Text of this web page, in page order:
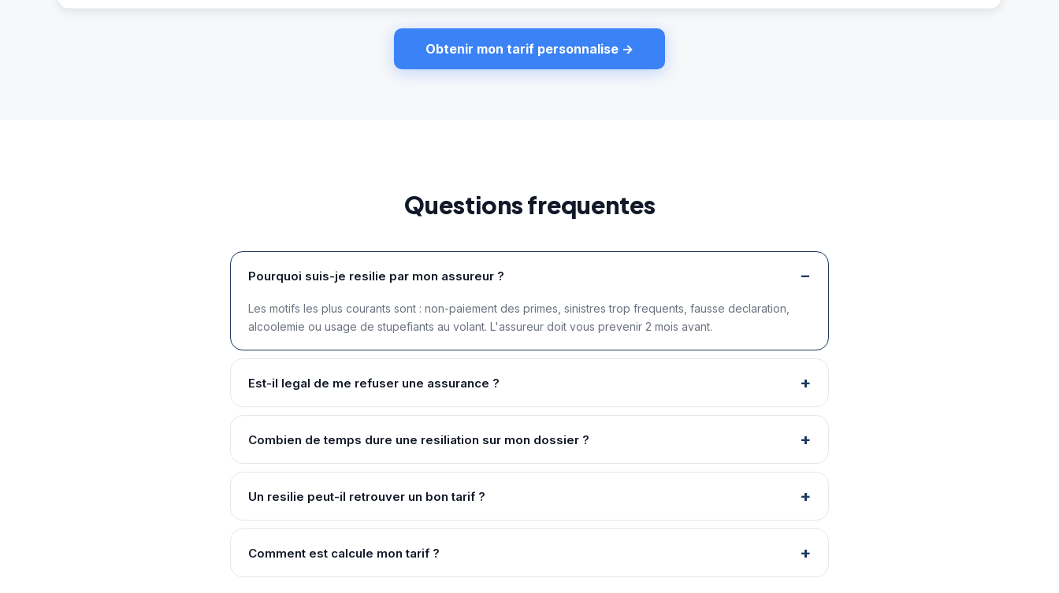
Obtenir mon tarif personnalise →
Questions frequentes
Pourquoi suis-je resilie par mon assureur ?
Les motifs les plus courants sont : non-paiement des primes, sinistres trop frequents, fausse declaration,
alcoolemie ou usage de stupefiants au volant. L'assureur doit vous prevenir 2 mois avant.
Est-il legal de me refuser une assurance ?
Combien de temps dure une resiliation sur mon dossier ?
Un resilie peut-il retrouver un bon tarif ?
Comment est calcule mon tarif ?